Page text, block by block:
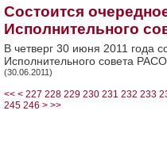
Состоится
Исполнительного
В четверг 30 июня 2011 года
Исполнительного совета РАСО.
(30.06.2011)
<< < 227 228 229 230 231 232 233
245 246 > >>